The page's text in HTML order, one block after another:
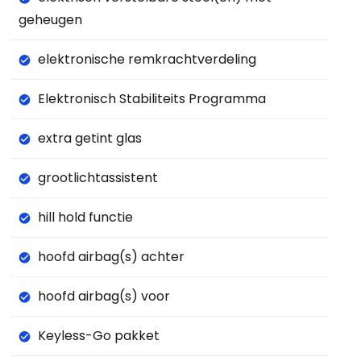
geheugen
elektronische remkrachtverdeling
Elektronisch Stabiliteits Programma
extra getint glas
grootlichtassistent
hill hold functie
hoofd airbag(s) achter
hoofd airbag(s) voor
Keyless-Go pakket